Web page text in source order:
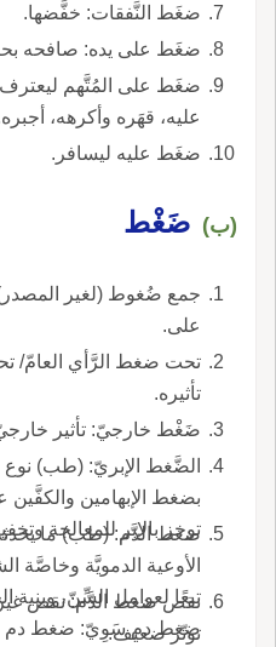
ضغَط النَّفقات: خفَّضها.
ضغَط على يده: صافحه
ضغَط على المُتَّهم
عليه، قهَره وأكرهه،
ضغَط عليه ليسافر.
(ب) ضَغْط
جمع ضُغوط (لغير
على.
تحت ضغط الرَّأي العامّ/
تأثيره.
ضَغْط خارجيّ: تأثير
الضَّغط الإبريّ: (طب) نوع
بضغط الإبهامين
توخز بالإبر للمعالجة
ضغط الدَّم: (طب) ما
الأوعية الدمويَّة وخاصَّة
تبعًا لعوامل السِّنّ، وبنية
ضغط دم سَوِيّ: ضغط دم
نقص ضغط الدَّم: نقص
توتّر ضعيف.